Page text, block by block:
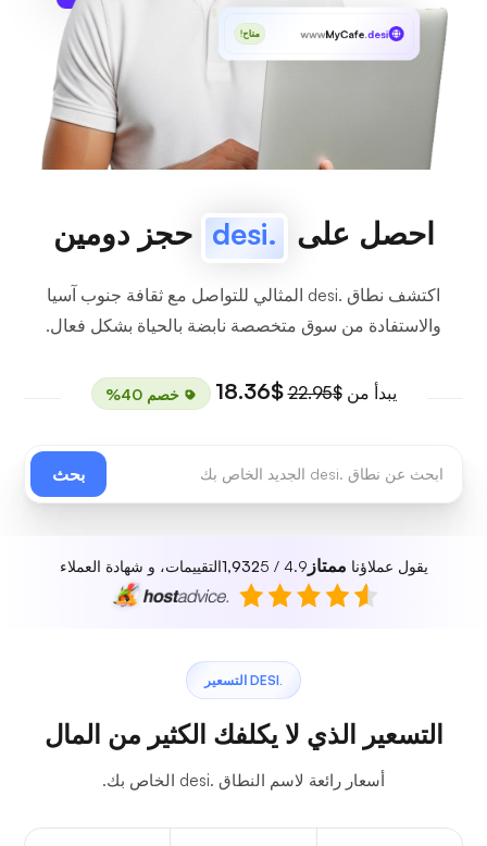
wwwMyCafe .desi متاح!
احصل على .desi حجز دومين
اكتشف نطاق .desi المثالي للتواصل مع ثقافة جنوب آسيا
والاستفادة من سوق متخصصة نابضة بالحياة بشكل فعال.
يبدأ من$22.95
$18.36 خصم 40%
بحث
يقول عملاؤنا ممتاز 4.9 / 5
1,932التقييمات، و شهادة العملاء
.DESI التسعير
التسعير الذي لا يكلفك الكثير من المال
أسعار رائعة لاسم النطاق .desi الخاص بك.